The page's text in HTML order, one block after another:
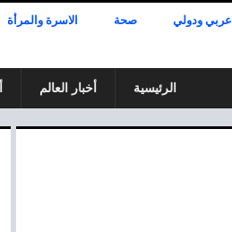
عربي ودولي صحة الاسرة والمرأة
الرئيسية أخبار العالم